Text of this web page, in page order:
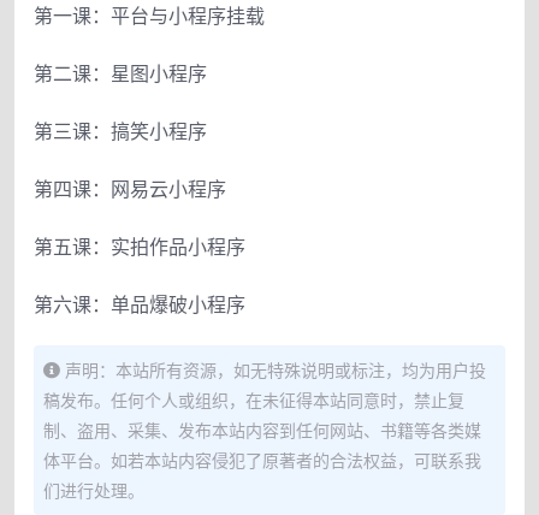
第一课：平台与小程序挂载
第二课：星图小程序
第三课：搞笑小程序
第四课：网易云小程序
第五课：实拍作品小程序
第六课：单品爆破小程序
声明：本站所有资源，如无特殊说明或标注，均为用户投
稿发布。任何个人或组织，在未征得本站同意时，禁止复
制、盗用、采集、发布本站内容到任何网站、书籍等各类媒
体平台。如若本站内容侵犯了原著者的合法权益，可联系我
们进行处理。